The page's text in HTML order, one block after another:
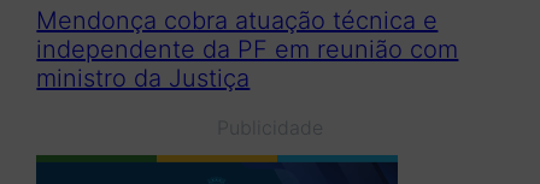
Mendonça cobra atuação técnica e
independente da PF em reunião com
ministro da Justiça
Publicidade